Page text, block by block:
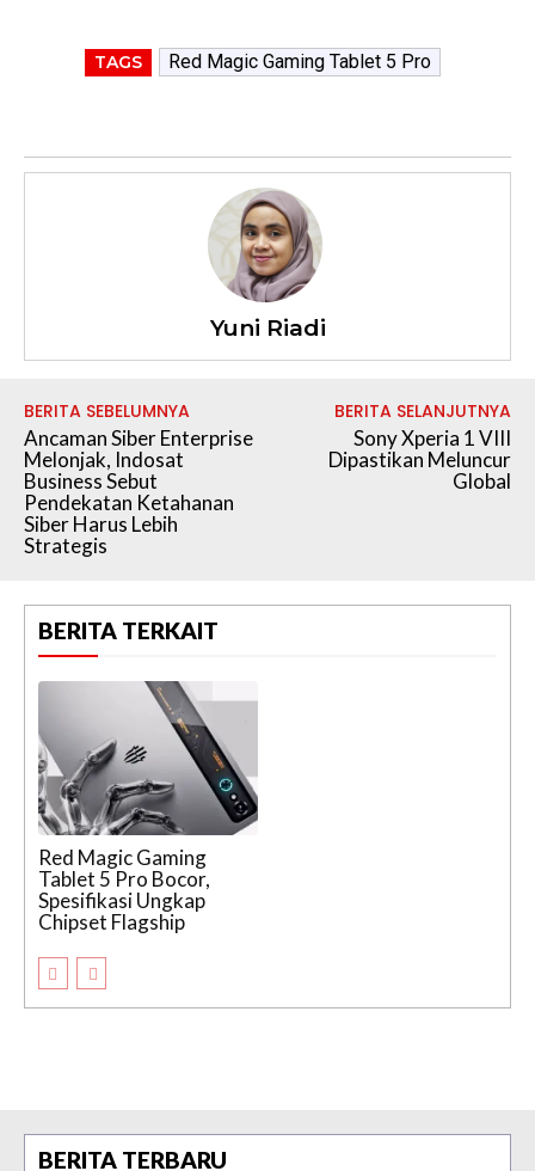
TAGS Red Magic Gaming Tablet 5 Pro
Yuni Riadi
BERITA SEBELUMNYA
Ancaman Siber Enterprise
Melonjak, Indosat
Business Sebut
Pendekatan Ketahanan
Siber Harus Lebih
Strategis
BERITA SELANJUTNYA
Sony Xperia 1 VIII
Dipastikan Meluncur
Global
BERITA TERKAIT
Red Magic Gaming
Tablet 5 Pro Bocor,
Spesifikasi Ungkap
Chipset Flagship
BERITA TERBARU